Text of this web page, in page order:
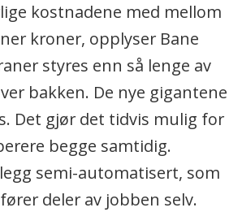
kostnadene med mellom
kroner, opplyser Bane
styres enn så lenge av
bakken. De nye gigantene
Det gjør det tidvis mulig for
begge samtidig.
semi-automatisert, som
deler av jobben selv.